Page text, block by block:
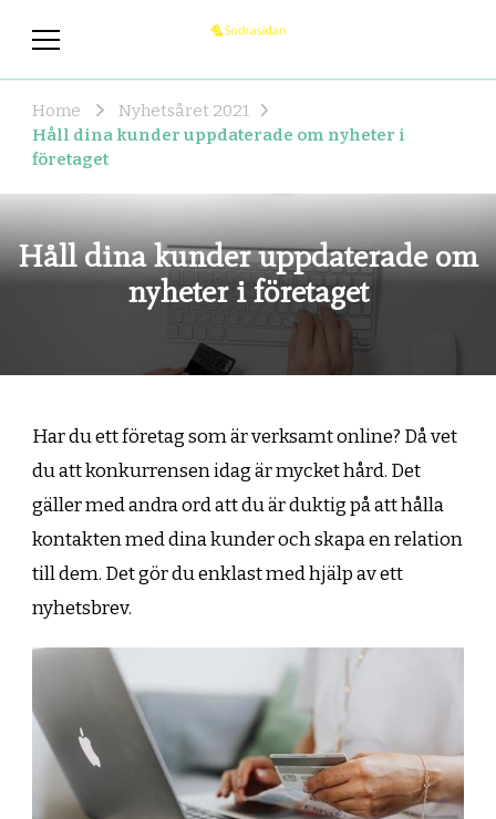
Home
Nyhetsåret 2021
Håll dina kunder uppdaterade om nyheter i
företaget
Håll dina kunder uppdaterade om
nyheter i företaget
Har du ett företag som är verksamt online? Då vet
du att konkurrensen idag är mycket hård. Det
gäller med andra ord att du är duktig på att hålla
kontakten med dina kunder och skapa en relation
till dem. Det gör du enklast med hjälp av ett
nyhetsbrev.